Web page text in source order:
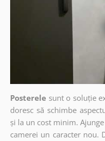
Posterele sunt o soluție
doresc să schimbe
și la un cost minim.
camerei un caracter nou.